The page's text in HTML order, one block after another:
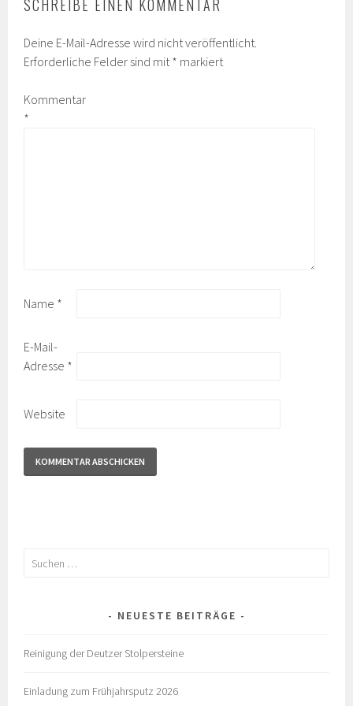
SCHREIBE EINEN KOMMENTAR
Deine E-Mail-Adresse wird nicht veröffentlicht.
Erforderliche Felder sind mit * markiert
Kommentar
*
Name *
E-Mail-
Adresse *
Website
Suchen
NEUESTE BEITRÄGE
Reinigung der Deutzer Stolpersteine
Einladung zum Frühjahrsputz 2026